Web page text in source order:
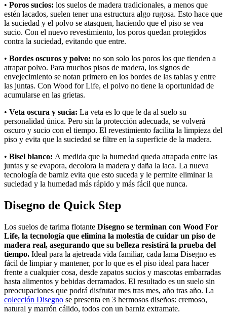
• Poros sucios: los suelos de madera tradicionales, a menos que
estén lacados, suelen tener una estructura algo rugosa. Esto hace que
la suciedad y el polvo se atasquen, haciendo que el piso se vea
sucio. Con el nuevo revestimiento, los poros quedan protegidos
contra la suciedad, evitando que entre.
• Bordes oscuros y polvo: no son solo los poros los que tienden a
atrapar polvo. Para muchos pisos de madera, los signos de
envejecimiento se notan primero en los bordes de las tablas y entre
las juntas. Con Wood for Life, el polvo no tiene la oportunidad de
acumularse en las grietas.
• Veta oscura y sucia: La veta es lo que le da al suelo su
personalidad única. Pero sin la protección adecuada, se volverá
oscuro y sucio con el tiempo. El revestimiento facilita la limpieza del
piso y evita que la suciedad se filtre en la superficie de la madera.
• Bisel blanco: A medida que la humedad queda atrapada entre las
juntas y se evapora, decolora la madera y daña la laca. La nueva
tecnología de barniz evita que esto suceda y le permite eliminar la
suciedad y la humedad más rápido y más fácil que nunca.
Disegno de Quick Step
Los suelos de tarima flotante Disegno se terminan con Wood For
Life, la tecnología que elimina la molestia de cuidar un piso de
madera real, asegurando que su belleza resistirá la prueba del
tiempo. Ideal para la ajetreada vida familiar, cada lama Disegno es
fácil de limpiar y mantener, por lo que es el piso ideal para hacer
frente a cualquier cosa, desde zapatos sucios y mascotas embarradas
hasta alimentos y bebidas derramados. El resultado es un suelo sin
preocupaciones que podrá disfrutar mes tras mes, año tras año. La
colección Disegno se presenta en 3 hermosos diseños: cremoso,
natural y marrón cálido, todos con un barniz extramate.